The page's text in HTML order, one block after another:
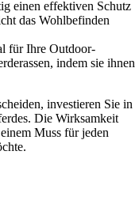
einen effektiven Schutz
das Wohlbefinden
für Ihre Outdoor-
indem sie ihnen
investieren Sie in
Die Wirksamkeit
Muss für jeden